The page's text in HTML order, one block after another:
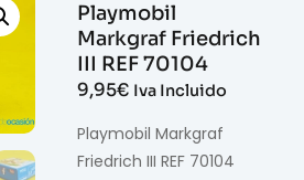
Playmobil
Markgraf Friedrich
III REF 70104
9,95€ Iva Incluido
Playmobil Markgraf
Friedrich III REF 70104